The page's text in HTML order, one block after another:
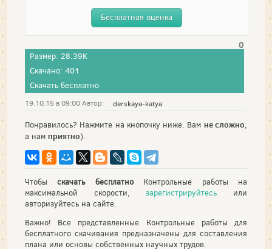
Бесплатная оценка
0
Размер: 28.39K
Скачано: 401
Скачать бесплатно
19.10.15 в 09:00 Автор: derskaya-katya
Понравилось? Нажмите на кнопочку ниже. Вам не сложно,
а нам приятно).
Чтобыскачать бесплатноКонтрольные работы на
максимальной скорости,зарегистрируйтесь или
авторизуйтесь на сайте.
Важно! Все представленные Контрольные работы для
бесплатного скачивания предназначены для составления
плана или основы собственных научных трудов.